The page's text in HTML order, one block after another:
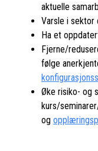
aktuelle
Varsle i sektor
Ha et
Fjerne/
følge
Øke risiko- og
kurs/
og